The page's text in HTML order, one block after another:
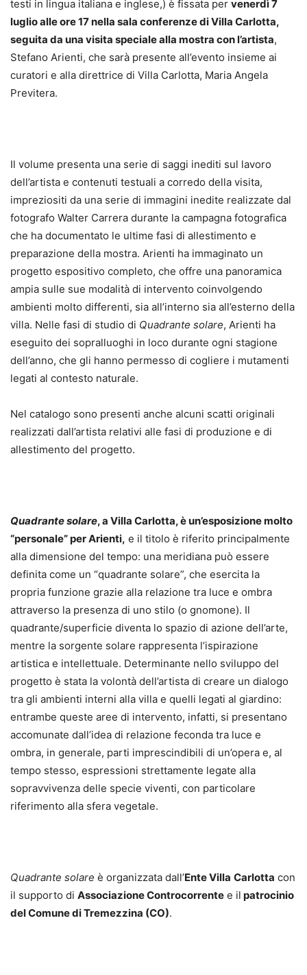
testi in lingua italiana e inglese,) è fissata per venerdì 7
luglio alle ore 17 nella sala conferenze di Villa Carlotta,
seguita da una visita speciale alla mostra con l’artista,
Stefano Arienti, che sarà presente all’evento insieme ai
curatori e alla direttrice di Villa Carlotta, Maria Angela
Previtera.
Il volume presenta una serie di saggi inediti sul lavoro
dell’artista e contenuti testuali a corredo della visita,
impreziositi da una serie di immagini inedite realizzate dal
fotografo Walter Carrera durante la campagna fotografica
che ha documentato le ultime fasi di allestimento e
preparazione della mostra. Arienti ha immaginato un
progetto espositivo completo, che offre una panoramica
ampia sulle sue modalità di intervento coinvolgendo
ambienti molto differenti, sia all’interno sia all’esterno della
villa. Nelle fasi di studio di Quadrante solare, Arienti ha
eseguito dei sopralluoghi in loco durante ogni stagione
dell’anno, che gli hanno permesso di cogliere i mutamenti
legati al contesto naturale.
Nel catalogo sono presenti anche alcuni scatti originali
realizzati dall’artista relativi alle fasi di produzione e di
allestimento del progetto.
Quadrante solare, a Villa Carlotta, è un’esposizione molto
“personale” per Arienti, e il titolo è riferito principalmente
alla dimensione del tempo: una meridiana può essere
definita come un “quadrante solare”, che esercita la
propria funzione grazie alla relazione tra luce e ombra
attraverso la presenza di uno stilo (o gnomone). Il
quadrante/superficie diventa lo spazio di azione dell’arte,
mentre la sorgente solare rappresenta l’ispirazione
artistica e intellettuale. Determinante nello sviluppo del
progetto è stata la volontà dell’artista di creare un dialogo
tra gli ambienti interni alla villa e quelli legati al giardino:
entrambe queste aree di intervento, infatti, si presentano
accomunate dall’idea di relazione feconda tra luce e
ombra, in generale, parti imprescindibili di un’opera e, al
tempo stesso, espressioni strettamente legate alla
sopravvivenza delle specie viventi, con particolare
riferimento alla sfera vegetale.
Quadrante solare è organizzata dall’Ente Villa Carlotta con
il supporto di Associazione Controcorrente e il patrocinio
del Comune di Tremezzina (CO).